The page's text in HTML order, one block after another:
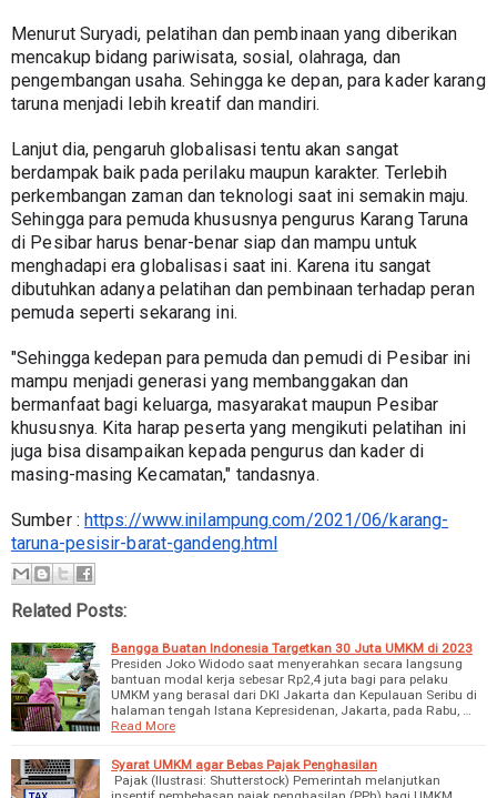
Menurut Suryadi, pelatihan dan pembinaan yang diberikan
mencakup bidang pariwisata, sosial, olahraga, dan
pengembangan usaha. Sehingga ke depan, para kader karang
taruna menjadi lebih kreatif dan mandiri.
Lanjut dia, pengaruh globalisasi tentu akan sangat
berdampak baik pada perilaku maupun karakter. Terlebih
perkembangan zaman dan teknologi saat ini semakin maju.
Sehingga para pemuda khususnya pengurus Karang Taruna
di Pesibar harus benar-benar siap dan mampu untuk
menghadapi era globalisasi saat ini. Karena itu sangat
dibutuhkan adanya pelatihan dan pembinaan terhadap peran
pemuda seperti sekarang ini.
"Sehingga kedepan para pemuda dan pemudi di Pesibar ini
mampu menjadi generasi yang membanggakan dan
bermanfaat bagi keluarga, masyarakat maupun Pesibar
khususnya. Kita harap peserta yang mengikuti pelatihan ini
juga bisa disampaikan kepada pengurus dan kader di
masing-masing Kecamatan," tandasnya.
Sumber : https://www.inilampung.com/2021/06/karang-
taruna-pesisir-barat-gandeng.html
Related Posts:
Bangga Buatan Indonesia Targetkan 30 Juta UMKM di 2023
Presiden Joko Widodo saat menyerahkan secara langsung
bantuan modal kerja sebesar Rp2,4 juta bagi para pelaku
UMKM yang berasal dari DKI Jakarta dan Kepulauan Seribu di
halaman tengah Istana Kepresidenan, Jakarta, pada Rabu, …
Read More
Syarat UMKM agar Bebas Pajak Penghasilan
Pajak (Ilustrasi: Shutterstock) Pemerintah melanjutkan